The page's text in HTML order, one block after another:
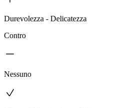
Durevolezza - Delicatezza
Contro
Nessuno